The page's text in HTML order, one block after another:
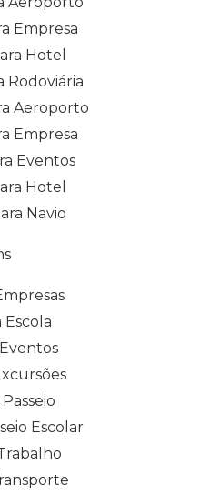
Empresa
Hotel
Rodoviária
Aeroporto
Empresa
Eventos
Hotel
Navio
Escola
Escolar